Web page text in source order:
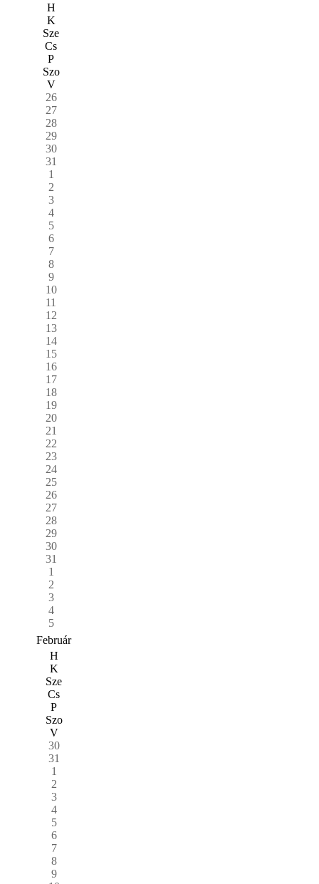
H
K
Sze
Cs
P
Szo
V
26
27
28
29
30
31
1
2
3
4
5
6
7
8
9
10
11
12
13
14
15
16
17
18
19
20
21
22
23
24
25
26
27
28
29
30
31
1
2
3
4
5
Február
H
K
Sze
Cs
P
Szo
V
30
31
1
2
3
4
5
6
7
8
9